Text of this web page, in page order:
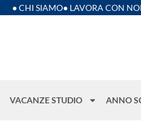
● CHI SIAMO● LAVORA CON NOI
VACANZE STUDIO ANNO